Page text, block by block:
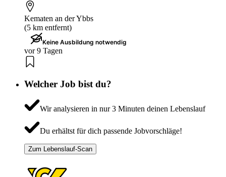
Kematen an der Ybbs
(5 km entfernt)
Keine Ausbildung notwendig
vor 9 Tagen
Welcher Job bist du?
Wir analysieren in nur 3 Minuten deinen Lebenslauf
Du erhältst für dich passende Jobvorschläge!
Zum Lebenslauf-Scan